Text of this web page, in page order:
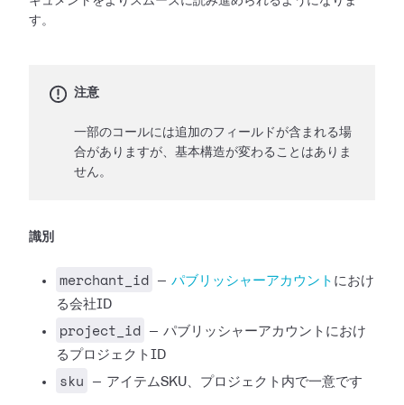
す。
注意
一部のコールには追加のフィールドが含まれる場
合がありますが、基本構造が変わることはありま
せん。
識別
merchant_id — パブリッシャーアカウント におけ
る会社ID
project_id
— パブリッシャーアカウントにおけ
るプロジェクトID
sku — アイテムSKU、プロジェクト内で一意です